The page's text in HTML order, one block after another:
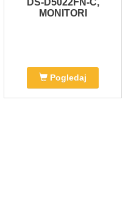
DS-D5022FN-C,
MONITORI
Pogledaj